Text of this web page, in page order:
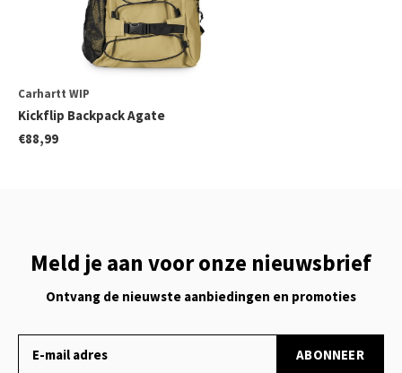
Carhartt WIP
Kickflip Backpack Agate
€88,99
Meld je aan voor onze nieuwsbrief
Ontvang de nieuwste aanbiedingen en promoties
ABONNEER